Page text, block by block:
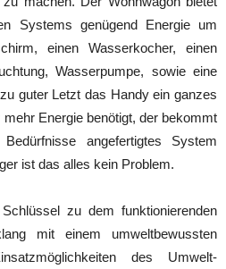
Systems genügend Energie um
einen Wasserkocher, einen
Wasserpumpe, sowie eine
guter Letzt das Handy ein ganzes
Energie benötigt, der bekommt
angefertigtes System
ist das alles kein Problem.
zu dem funktionierenden
mit einem umweltbewussten
des Umwelt-